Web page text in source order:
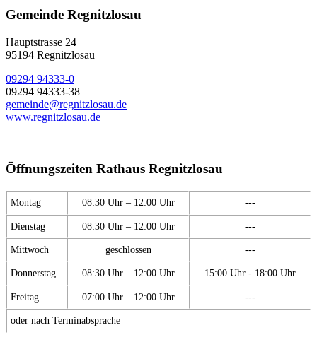
Gemeinde Regnitzlosau
Hauptstrasse 24
95194 Regnitzlosau
09294 94333-0
09294 94333-38
gemeinde@regnitzlosau.de
www.regnitzlosau.de
Öffnungszeiten Rathaus Regnitzlosau
Montag 08:30 Uhr – 12:00 Uhr ---
Dienstag 08:30 Uhr – 12:00 Uhr ---
Mittwoch geschlossen ---
Donnerstag 08:30 Uhr – 12:00 Uhr 15:00 Uhr - 18:00 Uhr
Freitag 07:00 Uhr – 12:00 Uhr ---
oder nach Terminabsprache